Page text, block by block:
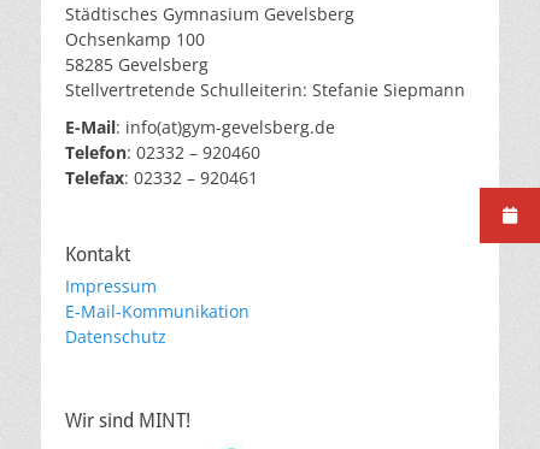
Städtisches Gymnasium Gevelsberg
Ochsenkamp 100
58285 Gevelsberg
Stellvertretende Schulleiterin: Stefanie Siepmann
E-Mail: info(at)gym-gevelsberg.de
Telefon: 02332 – 920460
Telefax: 02332 – 920461
Kontakt
Impressum
E-Mail-Kommunikation
Datenschutz
Wir sind MINT!